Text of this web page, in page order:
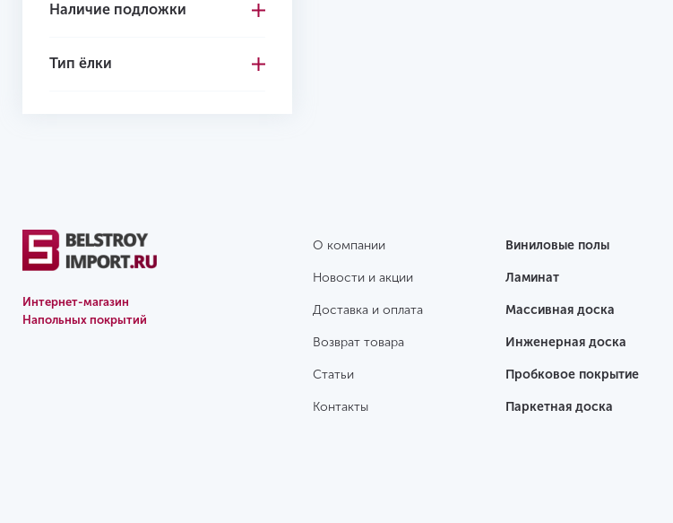
Черный
Наличие подложки
Тип ёлки
Интернет-магазин
Напольных покрытий
О компании
Новости и акции
Доставка и оплата
Возврат товара
Статьи
Контакты
Виниловые полы
Ламинат
Массивная доска
Инженерная доска
Пробковое покрытие
Паркетная доска